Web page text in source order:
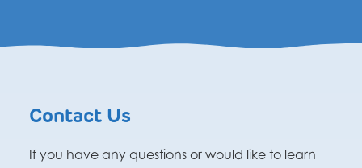
Contact Us
If you have any questions or would like to learn